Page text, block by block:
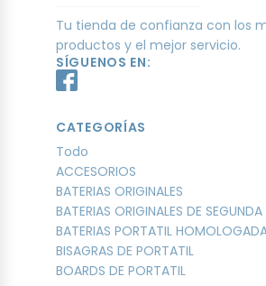
Tu tienda de confianza con los
productos y el mejor servicio.
SÍGUENOS EN:
CATEGORÍAS
Todo
ACCESORIOS
BATERIAS ORIGINALES
BATERIAS ORIGINALES DE SEGUNDA
BATERIAS PORTATIL
BISAGRAS DE PORTATIL
BOARDS DE PORTATIL